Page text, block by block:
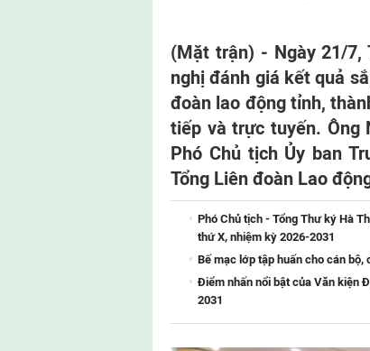
(Mặt trận) - Ngày 21/7,
nghị đánh giá kết quả
đoàn lao động tỉnh,
tiếp và trực tuyến. Ông
Phó Chủ tịch Ủy ban
Tổng Liên đoàn Lao
Phó Chủ tịch - Tổng Thư ký Hà
thứ X, nhiệm kỳ 2026-2031
Bế mạc lớp tập huấn cho cán
Điểm nhấn nổi bật của Văn kiện
2031